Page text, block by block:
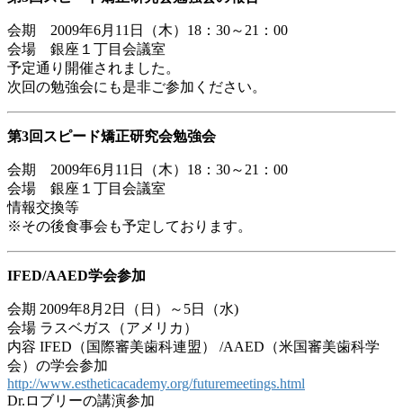
会期 2009年6月11日（木）18：30～21：00
会場 銀座１丁目会議室
予定通り開催されました。
次回の勉強会にも是非ご参加ください。
第3回スピード矯正研究会勉強会
会期 2009年6月11日（木）18：30～21：00
会場 銀座１丁目会議室
情報交換等
※その後食事会も予定しております。
IFED/AAED学会参加
会期 2009年8月2日（日）～5日（水)
会場 ラスベガス（アメリカ）
内容 IFED（国際審美歯科連盟） /AAED（米国審美歯科学
会）の学会参加
http://www.estheticacademy.org/futuremeetings.html
Dr.ロブリーの講演参加